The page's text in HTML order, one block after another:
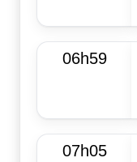
06h59
07h05